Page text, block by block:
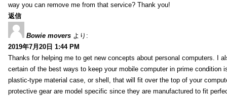
way you can remove me from that service? Thank you!
返信
Bowie movers より:
2019年7月20日 1:44 PM
Thanks for helping me to get new concepts about personal computers. I
certain of the best ways to keep your mobile computer in prime condition
plastic-type material case, or shell, that will fit over the top of your
protective gear are model specific since they are manufactured to fit